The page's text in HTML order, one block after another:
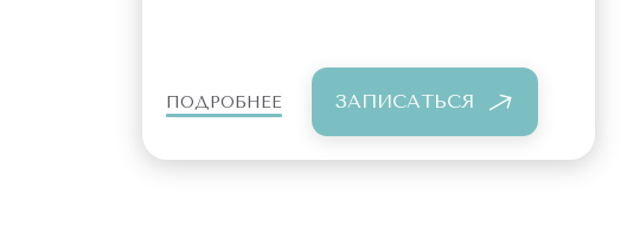
ПОДРОБНЕЕ ЗАПИСАТЬСЯ